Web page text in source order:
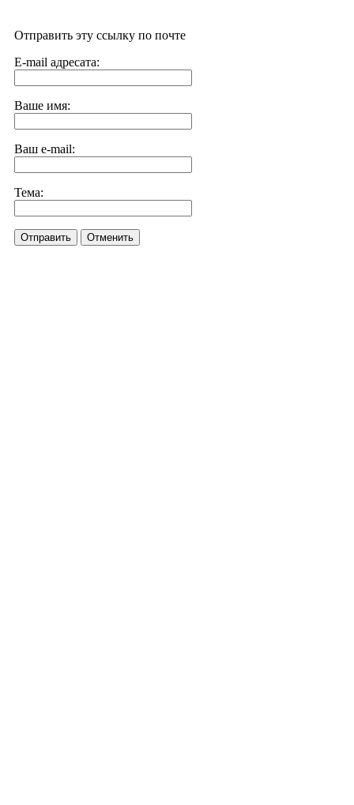
Отправить эту ссылку по почте
E-mail адресата:
Ваше имя:
Ваш e-mail:
Тема:
Отправить Отменить